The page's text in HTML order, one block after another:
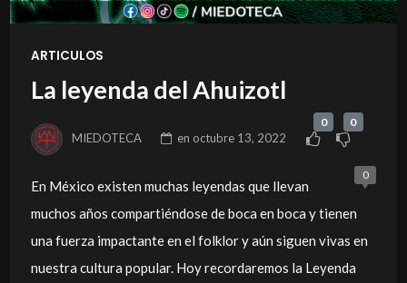
ARTICULOS
La leyenda del Ahuizotl
MIEDOTECA en octubre 13, 2022
0 0
0
En México existen muchas leyendas que llevan
muchos años compartiéndose de boca en boca y tienen
una fuerza impactante en el folklor y aún siguen vivas en
nuestra cultura popular. Hoy recordaremos la Leyenda